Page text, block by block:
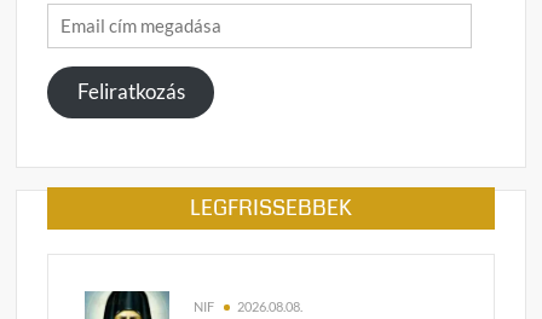
Email
cím
megadása
Feliratkozás
LEGFRISSEBBEK
NIF 2026.08.08.